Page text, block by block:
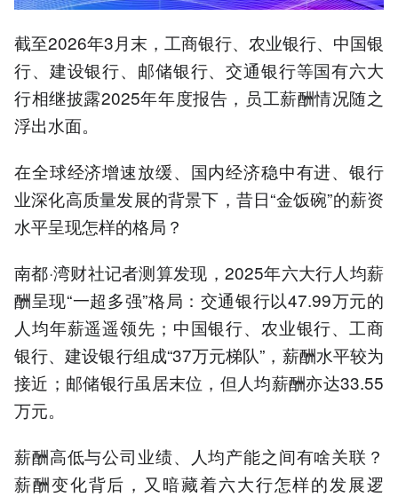
截至2026年3月末，工商银行、农业银行、中国银
行、建设银行、邮储银行、交通银行等国有六大
行相继披露2025年年度报告，员工薪酬情况随之
浮出水面。
在全球经济增速放缓、国内经济稳中有进、银行
业深化高质量发展的背景下，昔日“金饭碗”的薪资
水平呈现怎样的格局？
南都·湾财社记者测算发现，2025年六大行人均薪
酬呈现“一超多强”格局：交通银行以47.99万元的
人均年薪遥遥领先；中国银行、农业银行、工商
银行、建设银行组成“37万元梯队”，薪酬水平较为
接近；邮储银行虽居末位，但人均薪酬亦达33.55
万元。
薪酬高低与公司业绩、人均产能之间有啥关联？
薪酬变化背后，又暗藏着六大行怎样的发展逻